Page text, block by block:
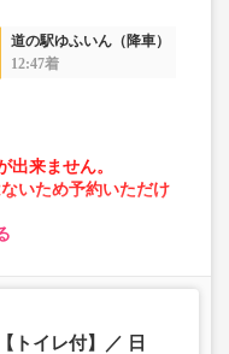
道の駅ゆふいん（降車）
12:47着
出来ません。
いため予約いただけ
ざいます。これに伴
トイレ付】／ 日